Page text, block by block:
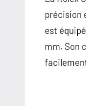
précision
est
mm. Son